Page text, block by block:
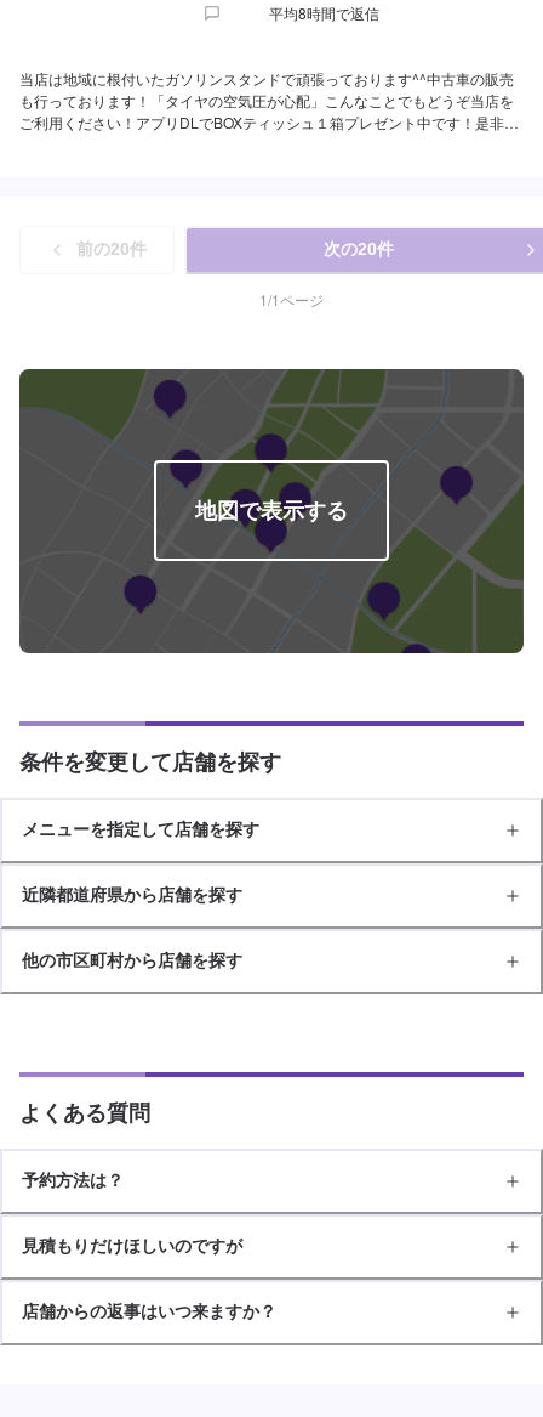
平均8時間で返信
当店は地域に根付いたガソリンスタンドで頑張っております^^中古車の販売
も行っております！「タイヤの空気圧が心配」こんなことでもどうぞ当店を
ご利用ください！アプリDLでBOXティッシュ１箱プレゼント中です！是非ア
前の20件 次の20件
1/1ページ
地図で表示する
条件を変更して店舗を探す
メニューを指定して店舗を探す
近隣都道府県から店舗を探す
他の市区町村から店舗を探す
よくある質問
予約方法は？
見積もりだけほしいのですが
店舗からの返事はいつ来ますか？